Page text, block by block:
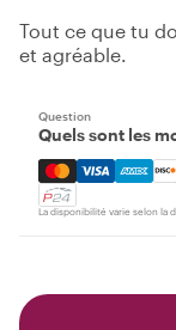
Tout ce que tu
et agréable.
Question
Quels sont les
Mastercard,
La disponibilité varie selon la